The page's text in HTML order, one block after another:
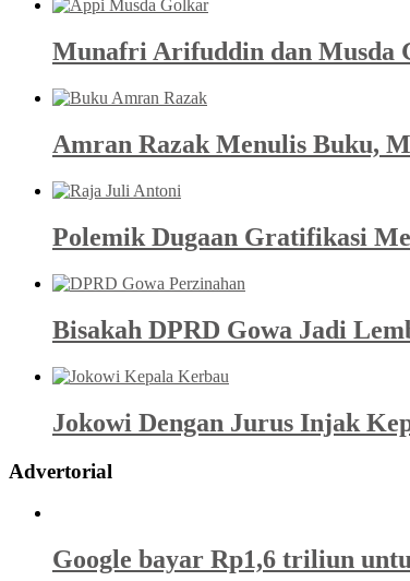
Munafri Arifuddin dan Musda
Amran Razak Menulis Buku,
Polemik Dugaan Gratifikasi
Bisakah DPRD Gowa Jadi
Jokowi Dengan Jurus Injak
Advertorial
Google bayar Rp1,6 triliun